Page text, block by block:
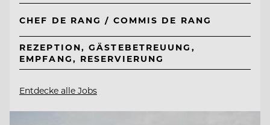
CHEF DE RANG / COMMIS DE RANG
REZEPTION, GÄSTEBETREUUNG,
EMPFANG, RESERVIERUNG
Entdecke alle Jobs